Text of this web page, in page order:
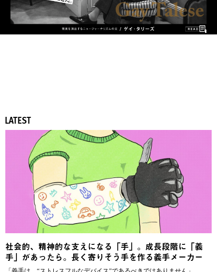
LATEST
社会的、精神的な支えになる「手」。成長段階に「義
手」があったら。長く寄りそう手を作る義手メーカー